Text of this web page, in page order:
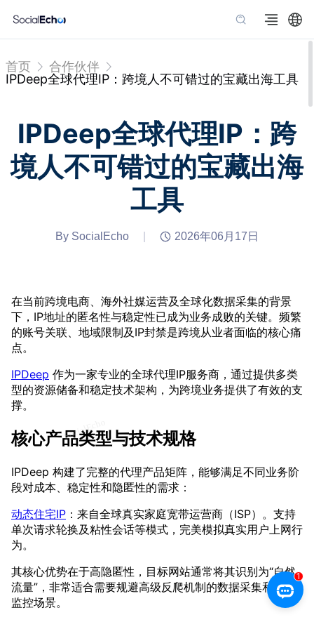
首页
合作伙伴
IPDeep全球代理IP：跨境人不可错过的宝藏出海工具
IPDeep全球代理IP：跨
境人不可错过的宝藏出海
工具
By SocialEcho 2026年06月17日
在当前跨境电商、海外社媒运营及全球化数据采集的背景
下，IP地址的匿名性与稳定性已成为业务成败的关键。频繁
的账号关联、地域限制及IP封禁是跨境从业者面临的核心痛
点。
IPDeep 作为一家专业的全球代理IP服务商，通过提供多类
型的资源储备和稳定技术架构，为跨境业务提供了有效的支
撑。
核心产品类型与技术规格
IPDeep 构建了完整的代理产品矩阵，能够满足不同业务阶
段对成本、稳定性和隐匿性的需求：
动态住宅IP ：来自全球真实家庭宽带运营商（ISP）。支持
单次请求轮换及粘性会话等模式，完美模拟真实用户上网行
为。
其核心优势在于高隐匿性，目标网站通常将其识别为“自然
流量”，非常适合需要规避高级反爬机制的数据采集和价格
监控场景。